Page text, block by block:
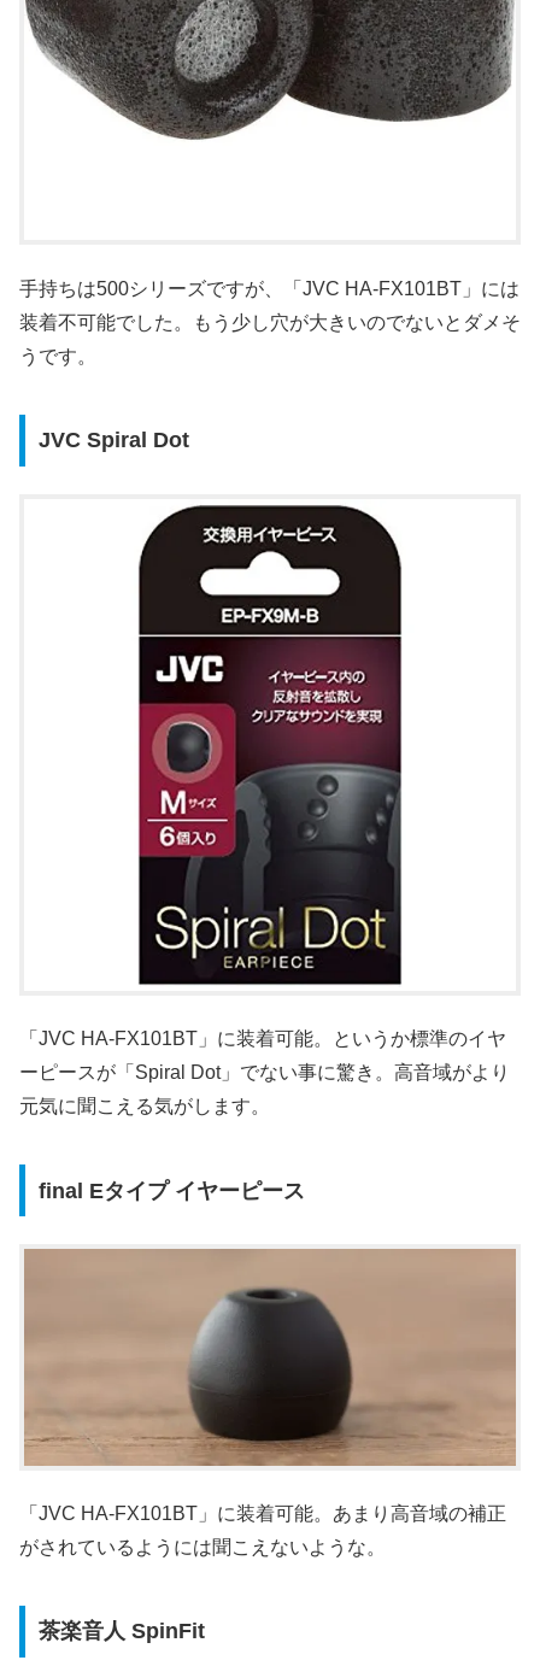
手持ちは500シリーズですが、「JVC HA-FX101BT」には
装着不可能でした。もう少し穴が大きいのでないとダメそ
うです。
JVC Spiral Dot
「JVC HA-FX101BT」に装着可能。というか標準のイヤ
ーピースが「Spiral Dot」でない事に驚き。高音域がより
元気に聞こえる気がします。
final Eタイプ イヤーピース
「JVC HA-FX101BT」に装着可能。あまり高音域の補正
がされているようには聞こえないような。
茶楽音人 SpinFit